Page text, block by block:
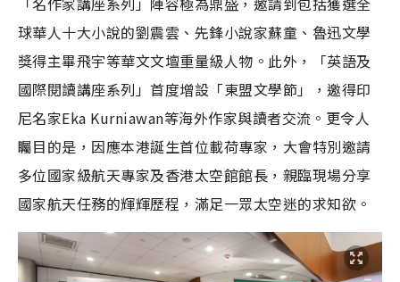
球華人十大小說的劉震雲、先鋒小說家蘇童、魯迅文學
獎得主畢飛宇等華文文壇重量級人物。此外，「英語及
國際閱讀講座系列」首度增設「東盟文學節」，邀得印
尼名家Eka Kurniawan等海外作家與讀者交流。更令人
矚目的是，因應本港誕生首位載荷專家，大會特別邀請
多位國家級航天專家及香港太空館館長，親臨現場分享
國家航天任務的輝輝歷程，滿足一眾太空迷的求知欲。